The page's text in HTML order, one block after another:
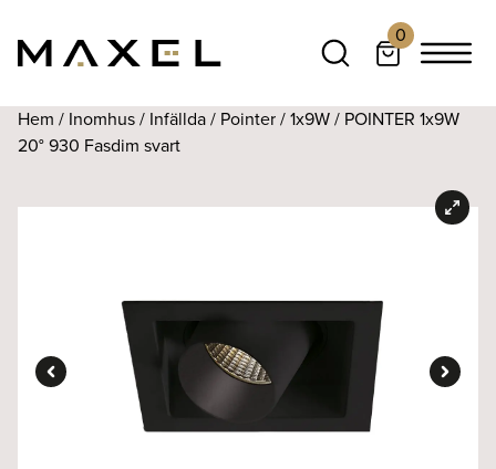
0
Hem / Inomhus/ Infällda/ Pointer/1x9W/ POINTER 1x9W
20° 930 Fasdim svart